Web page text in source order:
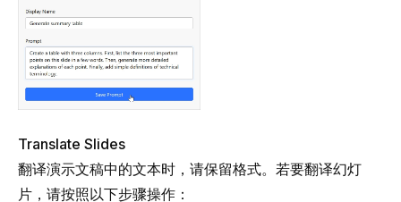
Translate Slides
翻译演示文稿中的文本时，请保留格式。若要翻译幻灯
片，请按照以下步骤操作：